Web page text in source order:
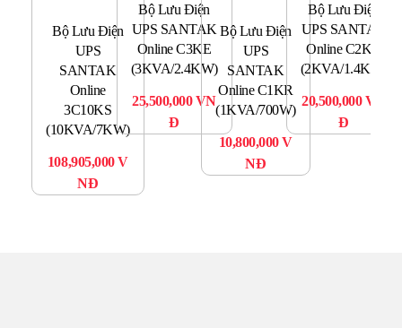
Bộ Lưu Điện
UPS
SANTAK
Online
3C10KS
(10KVA/7KW)
108,905,000V
NĐ
Bộ Lưu Điện
UPS SANTAK
Online C3KE
(3KVA/2.4KW)
25,500,000VN
Đ
Bộ Lưu Điện
UPS
SANTAK
Online C1KR
(1KVA/700W)
10,800,000V
NĐ
Bộ Lưu Điện
UPS SANTAK
Online C2KR
(2KVA/1.4KW)
20,500,000VN
Đ